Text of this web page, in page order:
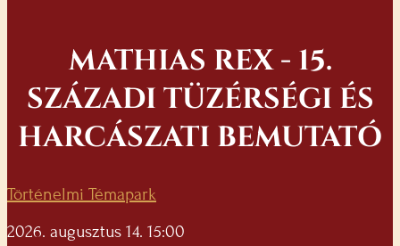
MATHIAS REX - 15.
SZÁZADI TÜZÉRSÉGI ÉS
HARCÁSZATI BEMUTATÓ
Történelmi Témapark
2026. augusztus 14. 15:00